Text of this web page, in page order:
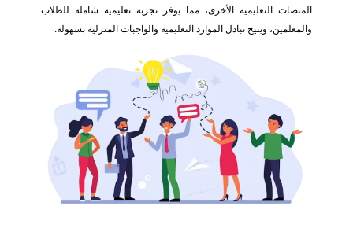
المنصات التعليمية الأخرى، مما يوفر تجربة تعليمية شاملة للطلاب
والمعلمين، ويتيح تبادل الموارد التعليمية والواجبات المنزلية بسهولة.